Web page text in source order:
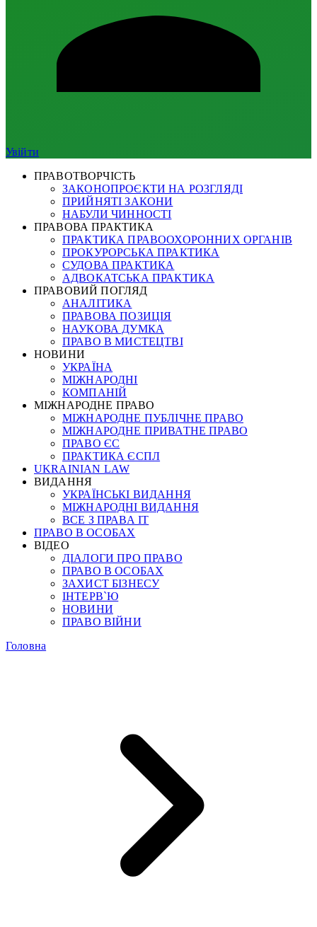
Увійти
ПРАВОТВОРЧІСТЬ
ЗАКОНОПРОЄКТИ НА РОЗГЛЯДІ
ПРИЙНЯТІ ЗАКОНИ
НАБУЛИ ЧИННОСТІ
ПРАВОВА ПРАКТИКА
ПРАКТИКА ПРАВООХОРОННИХ ОРГАНІВ
ПРОКУРОРСЬКА ПРАКТИКА
СУДОВА ПРАКТИКА
АДВОКАТСЬКА ПРАКТИКА
ПРАВОВИЙ ПОГЛЯД
АНАЛІТИКА
ПРАВОВА ПОЗИЦІЯ
НАУКОВА ДУМКА
ПРАВО В МИСТЕЦТВІ
НОВИНИ
УКРАЇНА
МІЖНАРОДНІ
КОМПАНІЙ
МІЖНАРОДНЕ ПРАВО
МІЖНАРОДНЕ ПУБЛІЧНЕ ПРАВО
МІЖНАРОДНЕ ПРИВАТНЕ ПРАВО
ПРАВО ЄС
ПРАКТИКА ЄСПЛ
UKRAINIAN LAW
ВИДАННЯ
УКРАЇНСЬКІ ВИДАННЯ
МІЖНАРОДНІ ВИДАННЯ
ВСЕ З ПРАВА ІТ
ПРАВО В ОСОБАХ
ВІДЕО
ДІАЛОГИ ПРО ПРАВО
ПРАВО В ОСОБАХ
ЗАХИСТ БІЗНЕСУ
ІНТЕРВ`Ю
НОВИНИ
ПРАВО ВІЙНИ
Головна